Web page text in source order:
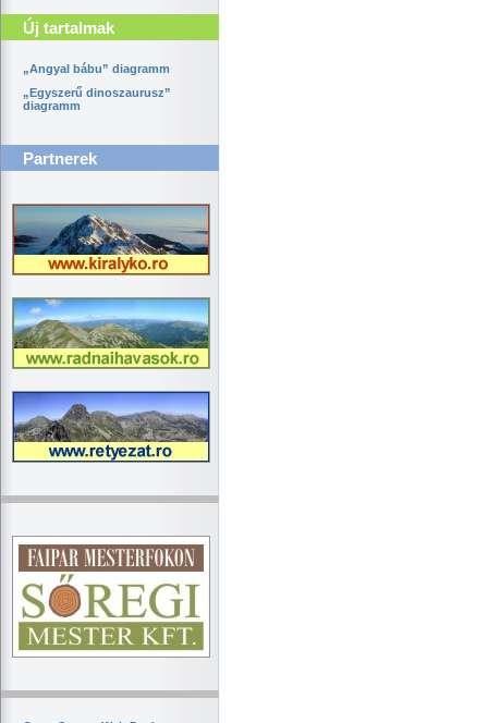
Új tartalmak
„Angyal bábu” diagramm
„Egyszerű dinoszaurusz”
diagramm
Partnerek